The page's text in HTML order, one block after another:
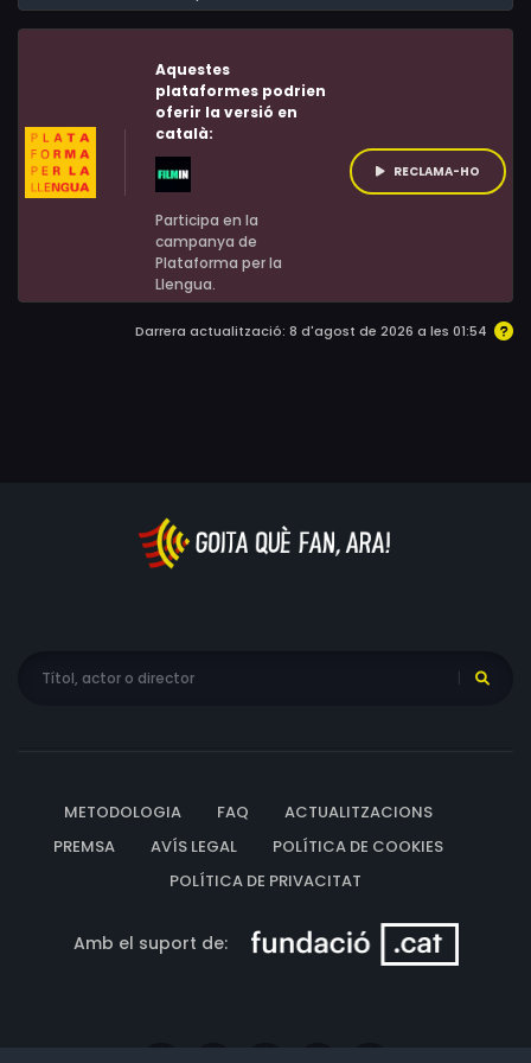
Aquestes
plataformes podrien
oferir la versió en
català:
Participa en la
campanya de
Plataforma per la
Llengua.
RECLAMA-HO
Darrera actualització: 8 d'agost de 2026 a les 01:54
METODOLOGIA FAQ
ACTUALITZACIONS
PREMSA
AVÍS LEGAL
POLÍTICA DE COOKIES
POLÍTICA DE PRIVACITAT
Amb el suport de: